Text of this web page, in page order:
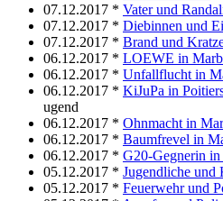
07.12.2017 * Vater und
07.12.2017 * Diebinnen und
07.12.2017 * Brand und
06.12.2017 * LOEWE in
06.12.2017 * Unfallflucht in
06.12.2017 * KiJuPa in
ugend
06.12.2017 * Ohnmacht in
06.12.2017 * Baumfrevel in
06.12.2017 * G20-Gegnerin
05.12.2017 * Jugendliche und
05.12.2017 * Feuerwehr und